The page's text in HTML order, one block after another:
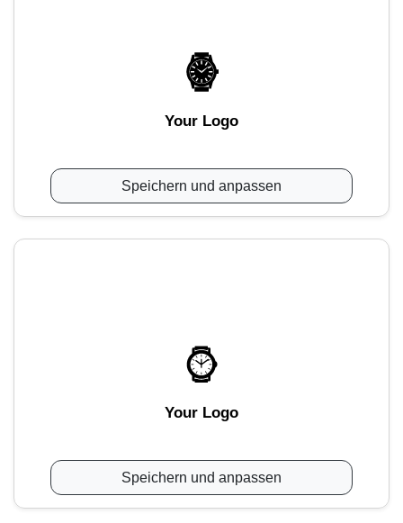
Your Logo
Speichern und anpassen
Your Logo
Speichern und anpassen